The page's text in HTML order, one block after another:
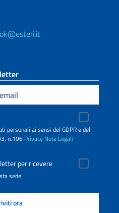
personali ai sensi del GDPR e del
n.196 Privacy Note Legali
per ricevere
sede